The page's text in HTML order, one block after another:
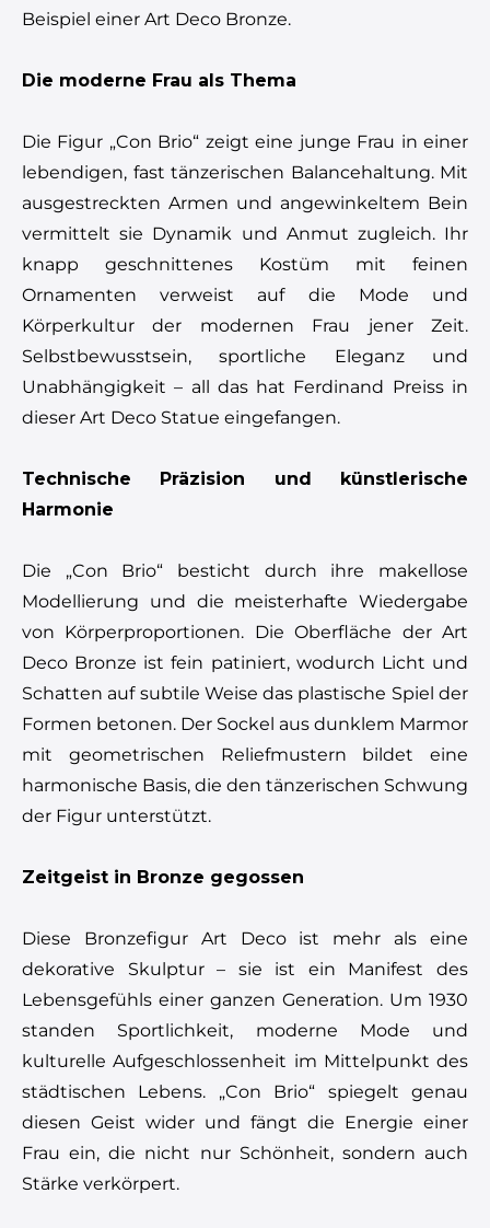
Beispiel einer Art Deco Bronze.
Die moderne Frau als Thema
Die Figur „Con Brio“ zeigt eine junge Frau in einer
lebendigen, fast tänzerischen Balancehaltung. Mit
ausgestreckten Armen und angewinkeltem Bein
vermittelt sie Dynamik und Anmut zugleich. Ihr
knapp geschnittenes Kostüm mit feinen
Ornamenten verweist auf die Mode und
Körperkultur der modernen Frau jener Zeit.
Selbstbewusstsein, sportliche Eleganz und
Unabhängigkeit – all das hat Ferdinand Preiss in
dieser Art Deco Statue eingefangen.
Technische Präzision und künstlerische
Harmonie
Die „Con Brio“ besticht durch ihre makellose
Modellierung und die meisterhafte Wiedergabe
von Körperproportionen. Die Oberfläche der Art
Deco Bronze ist fein patiniert, wodurch Licht und
Schatten auf subtile Weise das plastische Spiel der
Formen betonen. Der Sockel aus dunklem Marmor
mit geometrischen Reliefmustern bildet eine
harmonische Basis, die den tänzerischen Schwung
der Figur unterstützt.
Zeitgeist in Bronze gegossen
Diese Bronzefigur Art Deco ist mehr als eine
dekorative Skulptur – sie ist ein Manifest des
Lebensgefühls einer ganzen Generation. Um 1930
standen Sportlichkeit, moderne Mode und
kulturelle Aufgeschlossenheit im Mittelpunkt des
städtischen Lebens. „Con Brio“ spiegelt genau
diesen Geist wider und fängt die Energie einer
Frau ein, die nicht nur Schönheit, sondern auch
Stärke verkörpert.